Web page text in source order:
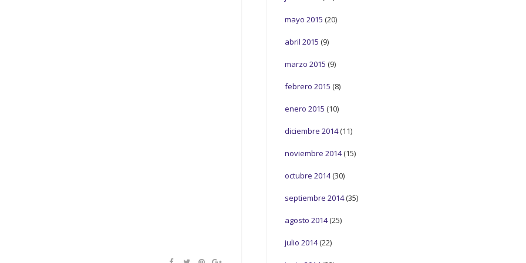
mayo 2015 (20)
abril 2015 (9)
marzo 2015 (9)
febrero 2015 (8)
enero 2015 (10)
diciembre 2014(11)
noviembre 2014(15)
octubre 2014(30)
septiembre 2014(35)
agosto 2014(25)
julio 2014(22)